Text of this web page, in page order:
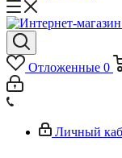
Отложенные 0
Личный